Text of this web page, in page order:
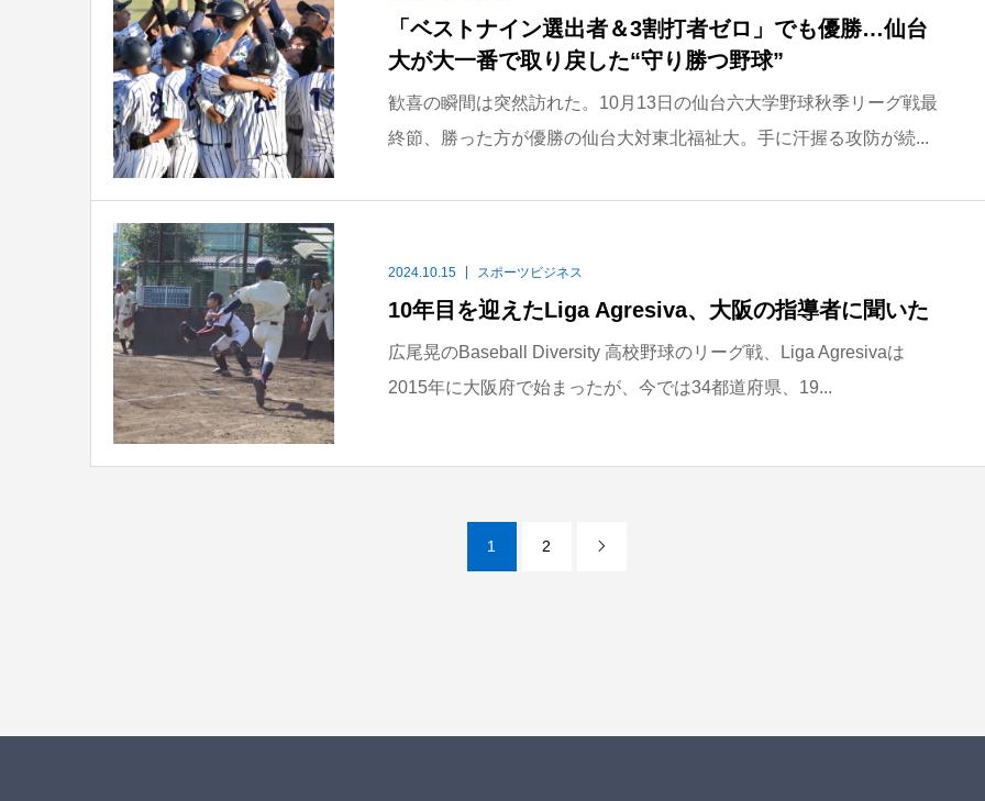
「ベストナイン選出者＆3割打者ゼロ」でも優勝…仙台
大が大一番で取り戻した“守り勝つ野球”
歓喜の瞬間は突然訪れた。10月13日の仙台六大学野球秋季リーグ戦最
終節、勝った方が優勝の仙台大対東北福祉大。手に汗握る攻防が続...
2024.10.15 スポーツビジネス
10年目を迎えたLiga Agresiva、大阪の指導者に聞いた
広尾晃のBaseball Diversity 高校野球のリーグ戦、Liga Agresivaは
2015年に大阪府で始まったが、今では34都道府県、19...
1 2 